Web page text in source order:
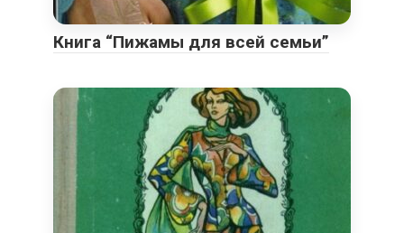
Книга “Пижамы для всей семьи”